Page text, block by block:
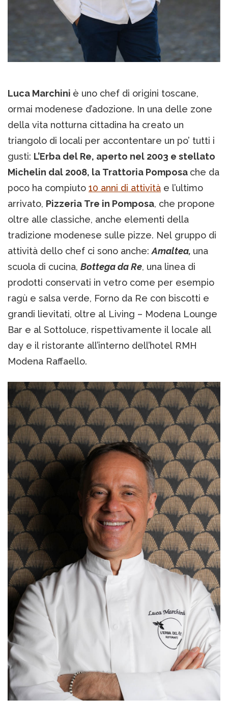
Luca Marchini è uno chef di origini toscane,
ormai modenese d’adozione. In una delle zone
della vita notturna cittadina ha creato un
triangolo di locali per accontentare un po’ tutti i
gusti: L’Erba del Re, aperto nel 2003 e stellato
Michelin dal 2008, la Trattoria Pomposa che da
poco ha compiuto 10 anni di attività e l’ultimo
arrivato, Pizzeria Tre in Pomposa, che propone
oltre alle classiche, anche elementi della
tradizione modenese sulle pizze. Nel gruppo di
attività dello chef ci sono anche:Amaltea, una
scuola di cucina, Bottega da Re, una linea di
prodotti conservati in vetro come per esempio
ragù e salsa verde, Forno da Re con biscotti e
grandi lievitati, oltre al Living – Modena Lounge
Bar e al Sottoluce, rispettivamente il locale all
day e il ristorante all’interno dell’hotel RMH
Modena Raffaello.